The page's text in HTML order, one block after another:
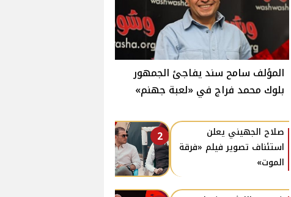
المؤلف سامح سند يفاجئ الجمهور
بلوك محمد فراج في «لعبة جهنم»
2
صلاح الجهيني يعلن
استئناف تصوير فيلم «فرقة
الموت»